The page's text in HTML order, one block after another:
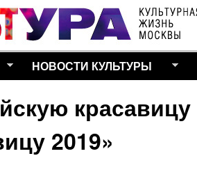
основному
НОВОСТИ КУЛЬТУРЫ
красавицу
2019»